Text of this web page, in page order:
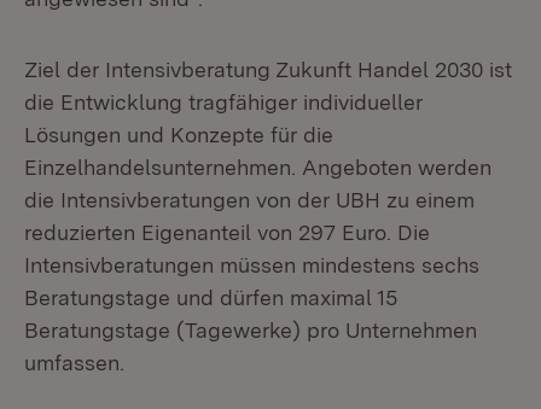
Ziel der Intensivberatung Zukunft Handel 2030 ist
die Entwicklung tragfähiger individueller
Lösungen und Konzepte für die
Einzelhandelsunternehmen. Angeboten werden
die Intensivberatungen von der UBH zu einem
reduzierten Eigenanteil von 297 Euro. Die
Intensivberatungen müssen mindestens sechs
Beratungstage und dürfen maximal 15
Beratungstage (Tagewerke) pro Unternehmen
umfassen.